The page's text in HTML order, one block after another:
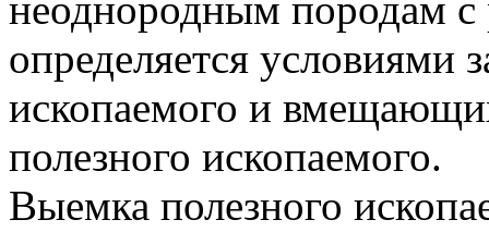
определяется условиями
ископаемого и
полезного ископаемого.
Выемка полезного